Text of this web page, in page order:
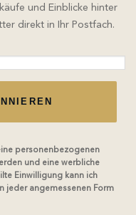
und Einblicke hinter
direkt in Ihr Postfach.
personenbezogenen
und eine werbliche
Einwilligung kann ich
jeder angemessenen Form